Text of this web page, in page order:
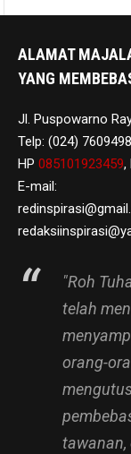
ALAMAT
YANG
Jl. Puspowarno
Telp: (024)
HP 085101923459,
E-mail:
"Roh
telah
orang-
tawanan,